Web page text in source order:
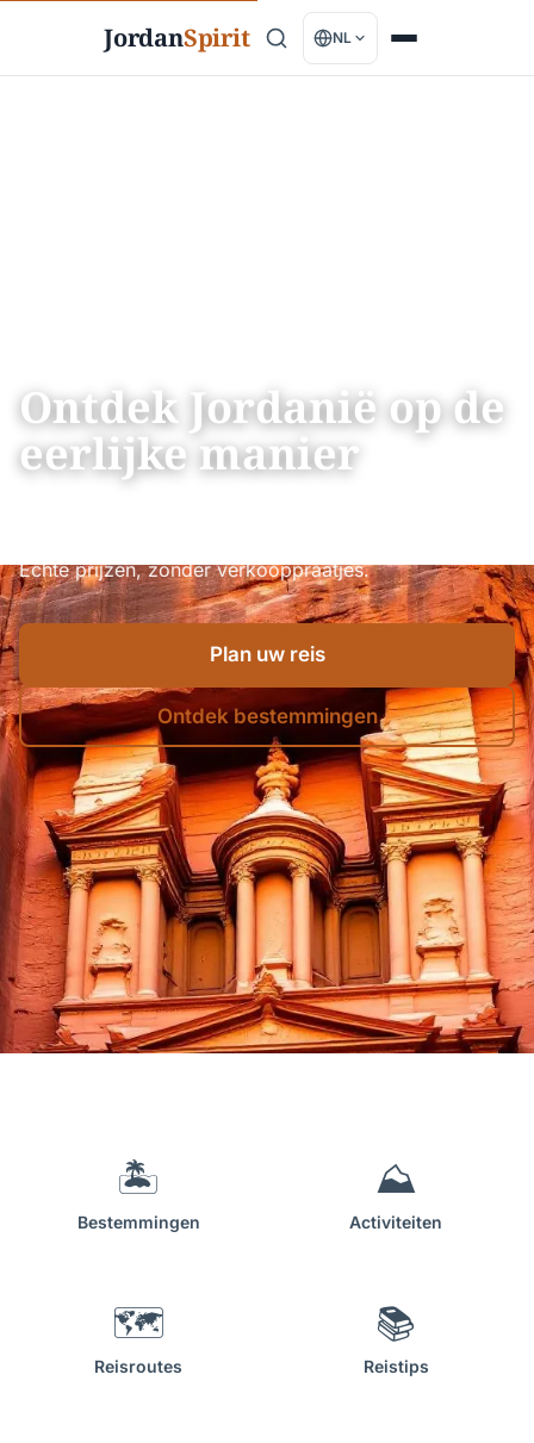
JordanSpirit NL
Ontdek Jordanië op de
eerlijke manier
Echte prijzen, zonder verkooppraatjes.
Plan uw reis
Ontdek bestemmingen
🏝
Bestemmingen
⛰
Activiteiten
🗺
Reisroutes
📚
Reistips